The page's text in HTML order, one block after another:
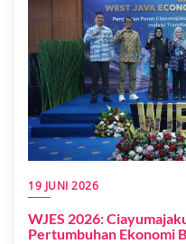
19 JUNI 2026
WJES 2026:
Pertumbuhan Ekonomi